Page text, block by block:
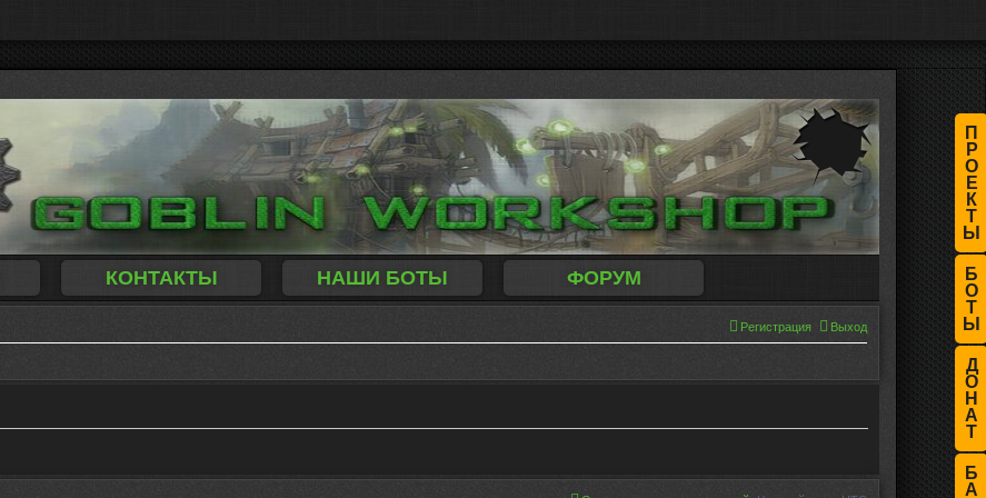
П
Р
О
Е
К
Т
Ы
Б
О
Т
Ы
Д
О
Н
А
Т
Б
А
КОНТАКТЫ НАШИ БОТЫ ФОРУМ
Выход
Регистрация